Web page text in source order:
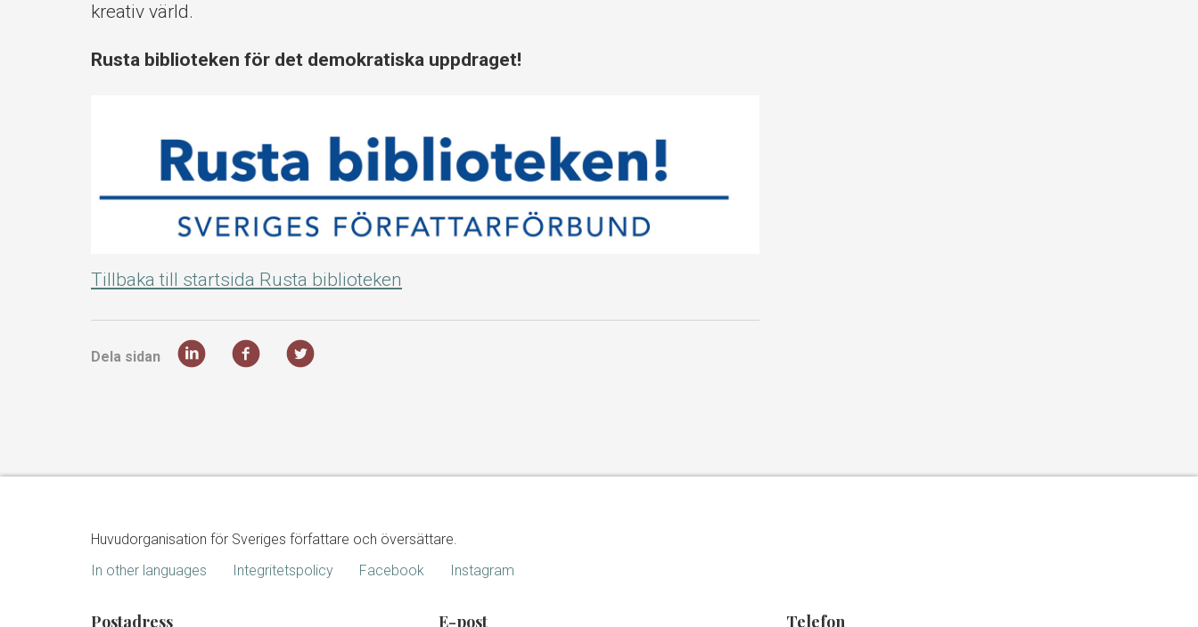
kreativ värld.
Rusta biblioteken för det demokratiska uppdraget!
Tillbaka till startsida Rusta biblioteken
Dela sidan
Huvudorganisation för Sveriges författare och översättare.
In other languages
Integritetspolicy Facebook Instagram
Postadress E-post Telefon